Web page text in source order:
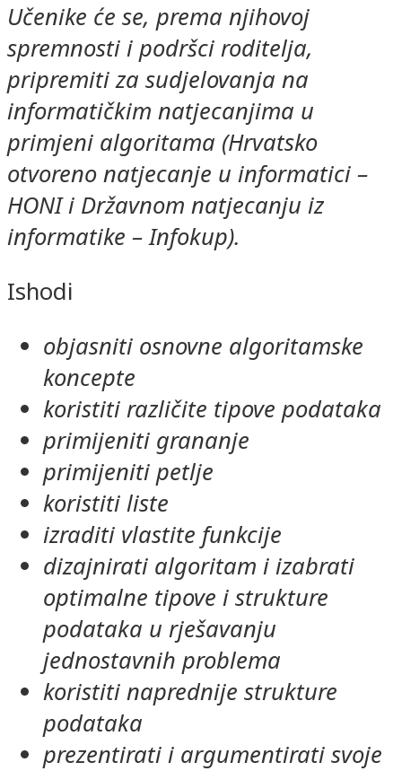
Učenike će se, prema njihovoj
spremnosti i podršci roditelja,
pripremiti za sudjelovanja na
informatičkim natjecanjima u
primjeni algoritama (Hrvatsko
otvoreno natjecanje u informatici –
HONI i Državnom natjecanju iz
informatike – Infokup).
Ishodi
objasniti osnovne algoritamske
koncepte
koristiti različite tipove podataka
primijeniti grananje
primijeniti petlje
koristiti liste
izraditi vlastite funkcije
dizajnirati algoritam i izabrati
optimalne tipove i strukture
podataka u rješavanju
jednostavnih problema
koristiti naprednije strukture
podataka
prezentirati i argumentirati svoje